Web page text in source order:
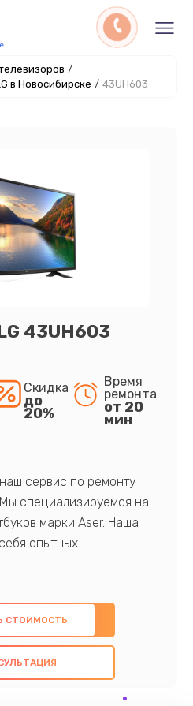
/
в Новосибирске / 43UH603
43UH603
Скидка
до
20%
Время
ремонта
от 20
мин
сервис по ремонту
специализируемся на
марки Aser. Наша
опытных
знаниями и
качественный ремонт с
компонентов, а
всех
цель - предоставить
СТОИМОСТЬ